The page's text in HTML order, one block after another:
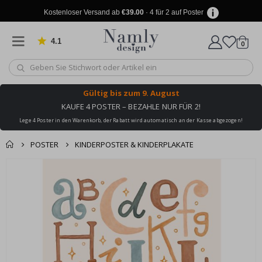
Kostenloser Versand ab €39.00· 4 für 2 auf Poster
4.1 von 1025 Bewertungen
Wagen
0
Gültig bis zum 9. August
KAUFE 4 POSTER – BEZAHLE NUR FÜR 2!
Lege 4 Poster in den Warenkorb, der Rabatt wird automatisch an der Kasse abgezogen!
POSTER KINDERPOSTER & KINDERPLAKATE
Warenkorb
hinzugefügt ✔️
Kostenloser Versand
erreicht!